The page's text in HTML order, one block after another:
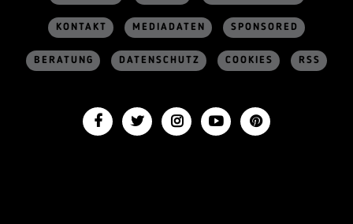
KONTAKT MEDIADATEN SPONSORED
BERATUNG DATENSCHUTZ COOKIES RSS